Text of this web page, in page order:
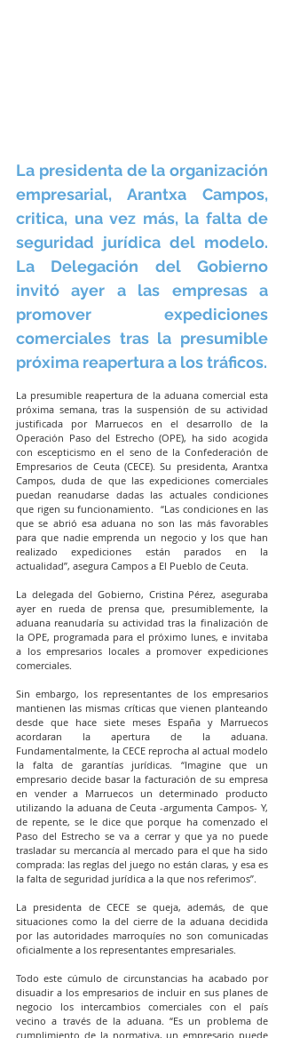
La presidenta de la organización
empresarial, Arantxa Campos,
critica, una vez más, la falta de
seguridad jurídica del modelo.
La Delegación del Gobierno
invitó ayer a las empresas a
promover expediciones
comerciales tras la presumible
próxima reapertura a los tráficos.
La presumible reapertura de la aduana comercial esta
próxima semana, tras la suspensión de su actividad
justificada por Marruecos en el desarrollo de la
Operación Paso del Estrecho (OPE), ha sido acogida
con escepticismo en el seno de la Confederación de
Empresarios de Ceuta (CECE). Su presidenta, Arantxa
Campos, duda de que las expediciones comerciales
puedan reanudarse dadas las actuales condiciones
que rigen su funcionamiento.  “Las condiciones en las
que se abrió esa aduana no son las más favorables
para que nadie emprenda un negocio y los que han
realizado expediciones están parados en la
actualidad”, asegura Campos a El Pueblo de Ceuta.
La delegada del Gobierno, Cristina Pérez, aseguraba
ayer en rueda de prensa que, presumiblemente, la
aduana reanudaría su actividad tras la finalización de
la OPE, programada para el próximo lunes, e invitaba
a los empresarios locales a promover expediciones
comerciales.
Sin embargo, los representantes de los empresarios
mantienen las mismas críticas que vienen planteando
desde que hace siete meses España y Marruecos
acordaran la apertura de la aduana.
Fundamentalmente, la CECE reprocha al actual modelo
la falta de garantías jurídicas. “Imagine que un
empresario decide basar la facturación de su empresa
en vender a Marruecos un determinado producto
utilizando la aduana de Ceuta -argumenta Campos- Y,
de repente, se le dice que porque ha comenzado el
Paso del Estrecho se va a cerrar y que ya no puede
trasladar su mercancía al mercado para el que ha sido
comprada: las reglas del juego no están claras, y esa es
la falta de seguridad jurídica a la que nos referimos”.
La presidenta de CECE se queja, además, de que
situaciones como la del cierre de la aduana decidida
por las autoridades marroquíes no son comunicadas
oficialmente a los representantes empresariales.
Todo este cúmulo de circunstancias ha acabado por
disuadir a los empresarios de incluir en sus planes de
negocio los intercambios comerciales con el país
vecino a través de la aduana. “Es un problema de
cumplimiento de la normativa, un empresario puede